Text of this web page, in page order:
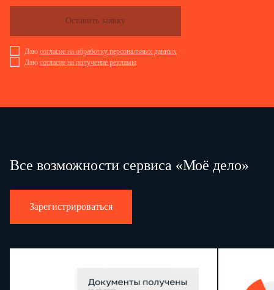
Даю согласие на обработку персональных данных
Даю согласие на получение рекламы
Оставить заявку
Все возможности сервиса «Моё дело»
Зарегистрироваться